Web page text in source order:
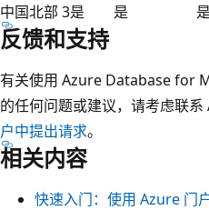
中国北部 3是 是 是
反馈和支持
有关使用 Azure Database for
的任何问题或建议，请考虑联系
户中提出请求。
相关内容
快速入门：使用 Azure 门